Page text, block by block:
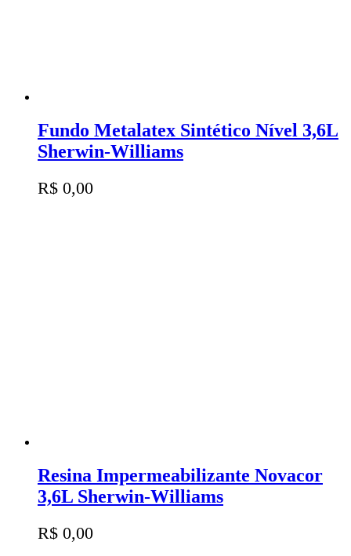
Fundo Metalatex Sintético Nível 3,6L
Sherwin-Williams
R$ 0,00
Resina Impermeabilizante Novacor
3,6L Sherwin-Williams
R$ 0,00